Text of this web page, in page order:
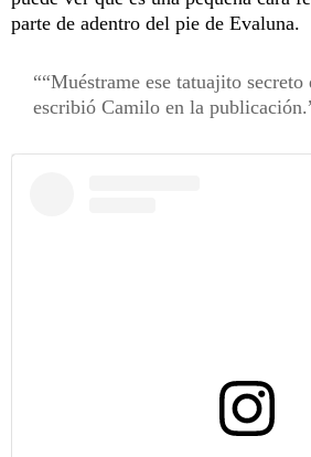
parte de adentro del pie de Evaluna.
“Muéstrame ese tatuajito secreto
escribió Camilo en la publicación.